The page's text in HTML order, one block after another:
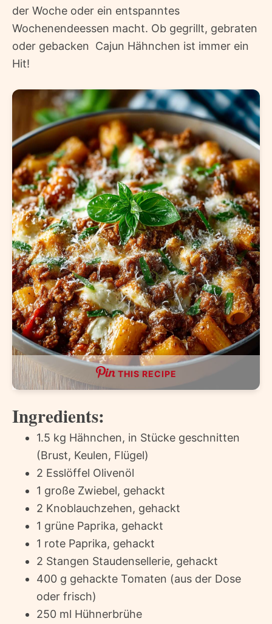
der Woche oder ein entspanntes
Wochenendeessen macht. Ob gegrillt, gebraten
oder gebacken  Cajun Hähnchen ist immer ein
Hit!
THIS RECIPE
Ingredients:
1.5 kg Hähnchen, in Stücke geschnitten
(Brust, Keulen, Flügel)
2 Esslöffel Olivenöl
1 große Zwiebel, gehackt
2 Knoblauchzehen, gehackt
1 grüne Paprika, gehackt
1 rote Paprika, gehackt
2 Stangen Staudensellerie, gehackt
400 g gehackte Tomaten (aus der Dose
oder frisch)
250 ml Hühnerbrühe